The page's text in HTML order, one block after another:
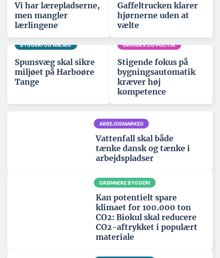
Vi har lærepladserne,
men mangler
lærlingene
Gaffeltrucken klarer
hjørnerne uden at
vælte
BYGGERI OG ANLÆG
Spunsvæg skal sikre
miljøet på Harboøre
Tange
ERHVERV OG POLITIK
Stigende fokus på
bygningsautomatik
kræver høj
kompetence
ARBEJDSMARKED
Vattenfall skal både
tænke dansk og tænke i
arbejdspladser
GRØNNERE BYGGERI
Kan potentielt spare
klimaet for 100.000 ton
CO2: Biokul skal reducere
CO2-aftrykket i populært
materiale